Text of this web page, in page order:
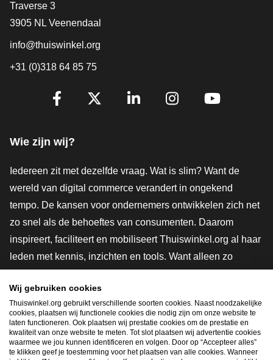
Contact
Traverse 3
3905 NL Veenendaal
info@thuiswinkel.org
+31 (0)318 64 85 75
Volg je ons al?
Wie zijn wij?
Iedereen zit met dezelfde vraag. Wat is slim? Want de
wereld van digital commerce verandert in ongekend
tempo. De kansen voor ondernemers ontwikkelen zich net
zo snel als de behoeftes van consumenten. Daarom
inspireert, faciliteert en mobiliseert Thuiswinkel.org al haar
leden met kennis, inzichten en tools. Want alleen zo
innovatievere toekomst. Dus groei ook mee en maak
shoppen slimmer.
Lid worden
Wij gebruiken cookies
Thuiswinkel.org gebruikt verschillende soorten cookies. Naast noodzakelijke
cookies, plaatsen wij functionele cookies die nodig zijn om onze website te
laten functioneren. Ook plaatsen wij prestatie cookies om de prestatie en
kwaliteit van onze website te meten. Tot slot plaatsen wij advertentie cookies
waarmee we jou kunnen identificeren en volgen. Door op “Accepteer alles”
te klikken geef je toestemming voor het plaatsen van alle cookies. Wanneer